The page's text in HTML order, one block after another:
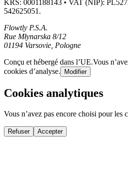
KRS: 0001188143 • VAT (NIP):
542625051.
Flowtly P.S.A.
Rue Młynarska 8/12
01194 Varsovie, Pologne
Conçu et hébergé dans l’UE.Vous
cookies d’analyse.
Modifier
Cookies analytiques
Vous n’avez pas encore choisi pour les
Refuser Accepter